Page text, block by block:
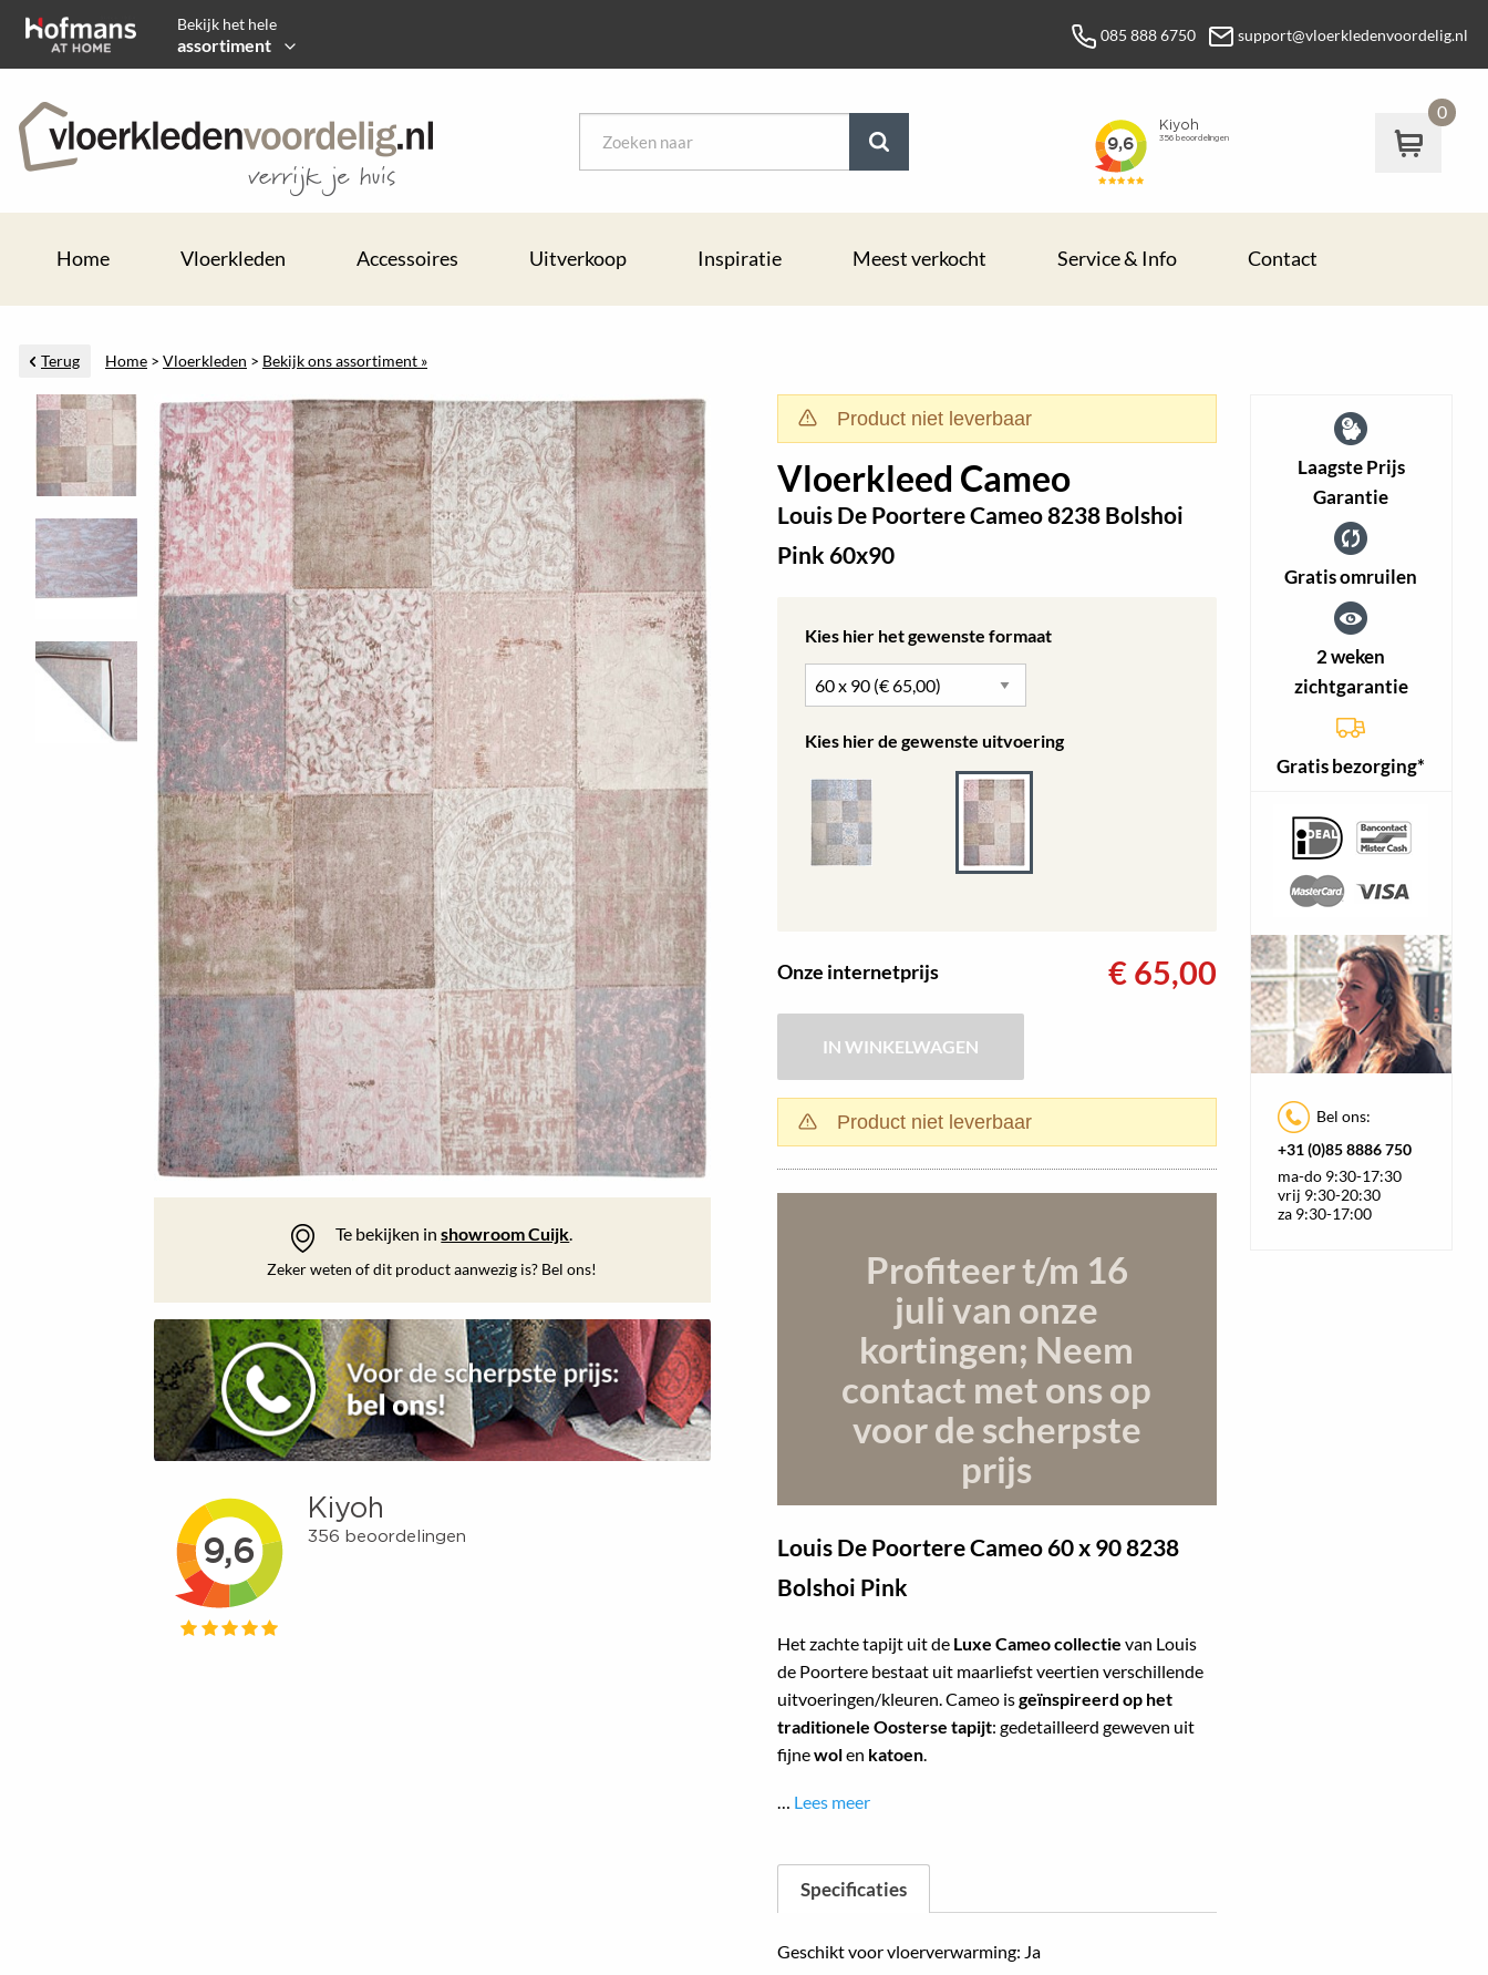
Bekijk het hele
assortiment 085 888 6750 support@vloerkledenvoordelig.nl
0
Home Vloerkleden Accessoires Uitverkoop Inspiratie Meest verkocht Service & Info Contact
Terug Home > Vloerkleden > Bekijk ons assortiment »
Te bekijken inshowroom Cuijk.
Zeker weten of dit product aanwezig is? Bel ons!
Product niet leverbaar
Vloerkleed Cameo
Louis De Poortere Cameo 8238 Bolshoi
Pink 60x90
Kies hier het gewenste formaat
Kies hier de gewenste uitvoering
Onze internetprijs € 65,00
Product niet leverbaar
Profiteer t/m 16
julivan onze
kortingen; Neem
contact met ons op
voor de scherpste
prijs
Louis De Poortere Cameo 60 x 90 8238
Bolshoi Pink
Het zachte tapijt uit de Luxe Cameo collectie van Louis
de Poortere bestaat uit maarliefst veertien verschillende
uitvoeringen/kleuren. Cameo isgeïnspireerd op het
traditionele Oosterse tapijt: gedetailleerd geweven uit
fijnewolen katoen
Lees meer
Specificaties
Geschikt voor vloerverwarming: Ja
Laagste Prijs
Garantie
Gratis omruilen
2 weken
zichtgarantie
Gratis bezorging*
Bel ons:
+31 (0)85 8886 750
ma-do 9:30-17:30
vrij 9:30-20:30
za 9:30-17:00